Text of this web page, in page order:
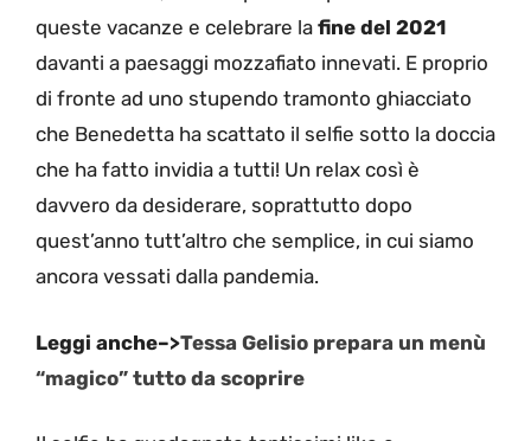
queste vacanze e celebrare la fine del 2021
davanti a paesaggi mozzafiato innevati. E proprio
di fronte ad uno stupendo tramonto ghiacciato
che Benedetta ha scattato il selfie sotto la doccia
che ha fatto invidia a tutti! Un relax così è
davvero da desiderare, soprattutto dopo
quest’anno tutt’altro che semplice, in cui siamo
ancora vessati dalla pandemia.
Leggi anche–>Tessa Gelisio prepara un menù
“magico” tutto da scoprire